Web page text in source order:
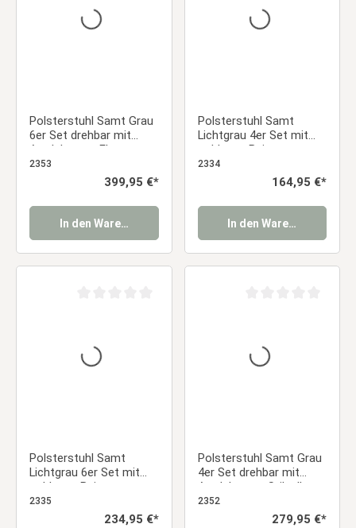
Polsterstuhl Samt Grau
6er Set drehbar mit
Armlehnen – Elegante
Esszimmerstühle
2353
Regulärer Preis:
399,95 €*
In den Warenkorb
Polsterstuhl Samt
Lichtgrau 4er Set mit
goldenen Beinen –
Elegante
Esszimmerstühle ohne
Armlehnen Essstuhl
2334
Regulärer Preis:
164,95 €*
In den Warenkorb
Polsterstuhl Samt
Lichtgrau 6er Set mit
goldenen Beinen –
Elegante Stühle ohne
Armlehnen Essstuhl
2335
Regulärer Preis:
234,95 €*
Polsterstuhl Samt Grau
4er Set drehbar mit
Armlehnen – Stilvolle
Esszimmerstühle
2352
Regulärer Preis:
279,95 €*